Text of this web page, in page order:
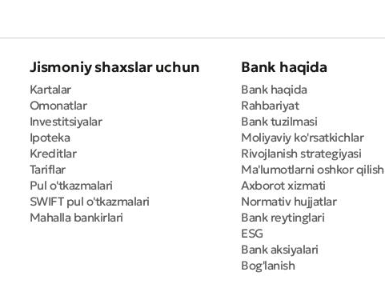
Jismoniy shaxslar uchun
Kartalar
Omonatlar
Investitsiyalar
Ipoteka
Kreditlar
Tariflar
Pul o'tkazmalari
SWIFT pul o'tkazmalari
Mahalla bankirlari
Bank haqida
Bank haqida
Rahbariyat
Bank tuzilmasi
Moliyaviy ko'rsatkichlar
Rivojlanish strategiyasi
Ma'lumotlarni oshkor qilish
Axborot xizmati
Normativ hujjatlar
Bank reytinglari
ESG
Bank aksiyalari
Bog'lanish